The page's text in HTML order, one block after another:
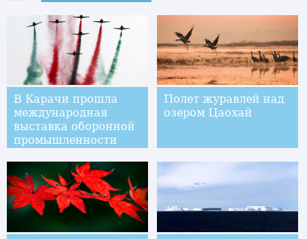
В Карачи прошла
международная
выставка оборонной
промышленности
Полет журавлей над
озером Цаохай